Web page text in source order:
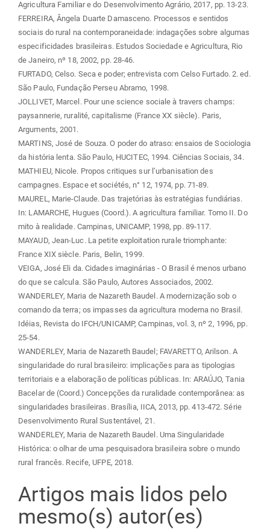
Agricultura Familiar e do Desenvolvimento Agrário, 2017, pp. 13-23.
FERREIRA, Ângela Duarte Damasceno. Processos e sentidos
sociais do rural na contemporaneidade: indagações sobre algumas
especificidades brasileiras. Estudos Sociedade e Agricultura, Rio
de Janeiro, nº 18, 2002, pp. 28-46.
FURTADO, Celso. Seca e poder; entrevista com Celso Furtado. 2. ed.
São Paulo, Fundação Perseu Abramo, 1998.
JOLLIVET, Marcel. Pour une science sociale à travers champs:
paysannerie, ruralité, capitalisme (France XX siècle). Paris,
Arguments, 2001.
MARTINS, José de Souza. O poder do atraso: ensaios de Sociologia
da história lenta. São Paulo, HUCITEC, 1994. Ciências Sociais, 34.
MATHIEU, Nicole. Propos critiques sur l’urbanisation des
campagnes. Espace et sociétés, n° 12, 1974, pp. 71-89.
MAUREL, Marie-Claude. Das trajetórias às estratégias fundiárias.
In: LAMARCHE, Hugues (Coord.). A agricultura familiar. Tomo II. Do
mito à realidade. Campinas, UNICAMP, 1998, pp. 89-117.
MAYAUD, Jean-Luc. La petite exploitation rurale triomphante:
France XIX siècle. Paris, Belin, 1999.
VEIGA, José Eli da. Cidades imaginárias - O Brasil é menos urbano
do que se calcula. São Paulo, Autores Associados, 2002.
WANDERLEY, Maria de Nazareth Baudel. A modernização sob o
comando da terra; os impasses da agricultura moderna no Brasil.
Idéias, Revista do IFCH/UNICAMP, Campinas, vol. 3, nº 2, 1996, pp.
25-54.
WANDERLEY, Maria de Nazareth Baudel; FAVARETTO, Arilson. A
singularidade do rural brasileiro: implicações para as tipologias
territoriais e a elaboração de políticas públicas. In: ARAÚJO, Tania
Bacelar de (Coord.) Concepções da ruralidade contemporânea: as
singularidades brasileiras. Brasília, IICA, 2013, pp. 413-472. Série
Desenvolvimento Rural Sustentável, 21.
WANDERLEY, Maria de Nazareth Baudel. Uma Singularidade
Histórica: o olhar de uma pesquisadora brasileira sobre o mundo
rural francês. Recife, UFPE, 2018.
Artigos mais lidos pelo
mesmo(s) autor(es)